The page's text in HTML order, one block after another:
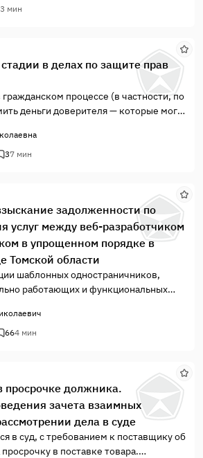
проигнорировать этот шаг или
3 мин
в делах по защите прав
процессе (в частности, по
деньги доверителя — которые могут
и на судебные инстанции, при
вести дипломатию и убеждать
взгляд, является самой важной
37 мин
задолженности по
услуг между веб-разработчиком
в упрощенном порядке в
Томской области
шаблонных одностраничников,
работающих и функциональных
не быстрое и уж точно не дешевое,
знаний и опыта компаний, которые
занимаются. Серьезного
664 мин
просрочке должника.
зачета взаимных
дела в суде
в суд, с требованием к поставщику об
в поставке товара.